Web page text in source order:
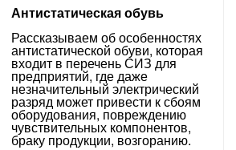
Антистатическая обувь
Рассказываем об особенностях
антистатической обуви, которая
входит в перечень СИЗ для
предприятий, где даже
незначительный электрический
разряд может привести к сбоям
оборудования, повреждению
чувствительных компонентов,
браку продукции, возгоранию.